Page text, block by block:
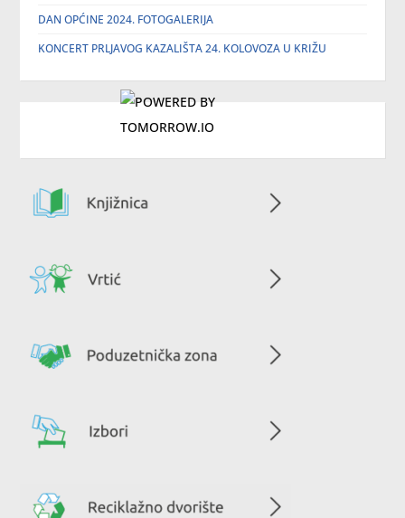
DAN OPĆINE 2024. FOTOGALERIJA
KONCERT PRLJAVOG KAZALIŠTA 24. KOLOVOZA U KRIŽU